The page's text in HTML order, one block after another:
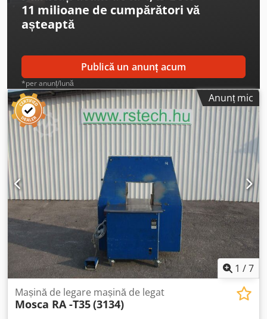
elastică menține materialele legate împreună în timpul
transportului. Dcjdpfxsvyhl Nj Aqisk
11 milioane de cumpărători vă
așteaptă
Publică un anunț acum
*per anunț/lună
Anunț mic
1 /7
Mașină de legare mașină de legat
Mosca RA -T35(3134)